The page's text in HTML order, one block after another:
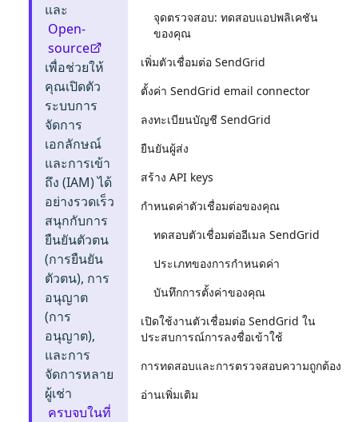
และ
Open-
source
เพื่อช่วยให้
คุณเปิดตัว
ระบบการ
จัดการ
เอกลักษณ์
และการเข้า
ถึง (IAM) ได้
อย่างรวดเร็ว
สนุกกับการ
ยืนยันตัวตน
(การยืนยัน
ตัวตน), การ
อนุญาต
(การ
อนุญาต),
และการ
จัดการหลาย
ผู้เช่า
ครบจบในที่
จุดตรวจสอบ: ทดสอบแอปพลิเคชัน
ของคุณ
เพิ่มตัวเชื่อมต่อ SendGrid
ตั้งค่า SendGrid email connector
ลงทะเบียนบัญชี SendGrid
ยืนยันผู้ส่ง
สร้าง API keys
กำหนดค่าตัวเชื่อมต่อของคุณ
ทดสอบตัวเชื่อมต่ออีเมล SendGrid
ประเภทของการกำหนดค่า
บันทึกการตั้งค่าของคุณ
เปิดใช้งานตัวเชื่อมต่อ SendGrid ใน
ประสบการณ์การลงชื่อเข้าใช้
การทดสอบและการตรวจสอบความถูกต้อง
อ่านเพิ่มเติม